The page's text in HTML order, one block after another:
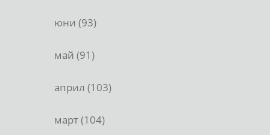
юни (93)
май (91)
април (103)
март (104)